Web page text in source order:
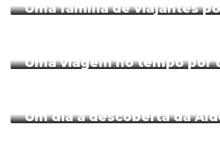
Uma família de viajantes
Uma viagem no tempo por
Um dia à descoberta da